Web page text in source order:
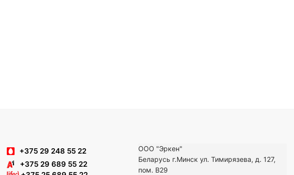
+375 29 248 55 22
+375 29 689 55 22
ООО "Эркен"
Беларусь г.Минск ул. Тимирязева, д. 127,
пом. В29